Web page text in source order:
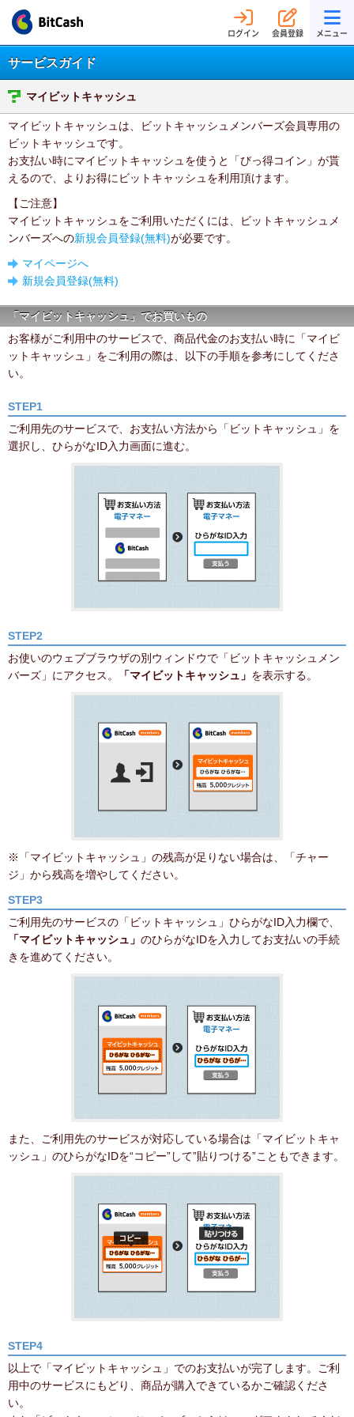
ログイン 会員登録 メニュー
サービスガイド
マイビットキャッシュ
マイビットキャッシュは、ビットキャッシュメンバーズ会員専用の
ビットキャッシュです。
お支払い時にマイビットキャッシュを使うと「びっ得コイン」が貰
えるので、よりお得にビットキャッシュを利用頂けます。
【ご注意】
マイビットキャッシュをご利用いただくには、ビットキャッシュメ
ンバーズへの新規会員登録(無料)が必要です。
マイページへ
新規会員登録(無料)
「マイビットキャッシュ」でお買いもの
お客様がご利用中のサービスで、商品代金のお支払い時に「マイビ
ットキャッシュ」をご利用の際は、以下の手順を参考にしてくださ
い。
STEP1
ご利用先のサービスで、お支払い方法から「ビットキャッシュ」を
選択し、ひらがなID入力画面に進む。
STEP2
お使いのウェブブラウザの別ウィンドウで「ビットキャッシュメン
バーズ」にアクセス。
「マイビットキャッシュ」 を表示する。
※「マイビットキャッシュ」の残高が足りない場合は、「チャー
ジ」から残高を増やしてください。
STEP3
ご利用先のサービスの「ビットキャッシュ」ひらがなID入力欄で、
「マイビットキャッシュ」 のひらがなIDを入力してお支払いの手続
きを進めてください。
また、ご利用先のサービスが対応している場合は「マイビットキャ
ッシュ」のひらがなIDを“コピー”して”貼りつける”こともできます。
STEP4
以上で「マイビットキャッシュ」でのお支払いが完了します。ご利
用中のサービスにもどり、商品が購入できているかご確認くださ
い。